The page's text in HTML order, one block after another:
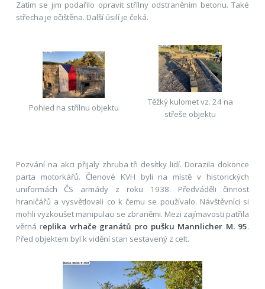
Zatím se jim podařilo opravit střílny odstraněním betonu. Také
střecha je očištěna. Další úsilí je čeká.
Pohled na střílnu objektu
Těžký kulomet vz. 24 na
střeše objektu
Pozvání na akci přijaly zhruba tři desítky lidí. Dorazila dokonce
parta motorkářů. Členové KVH byli na místě v historických
uniformách ČS armády z roku 1938. Předváděli činnost
hraničářů a vysvětlovali co k čemu se používalo. Návštěvníci si
mohli vyzkoušet manipulaci se zbraněmi. Mezi zajímavosti patřila
věrná replika vrhače granátů pro pušku Mannlicher M. 95.
Před objektem byl k vidění stan sestavený z celt.